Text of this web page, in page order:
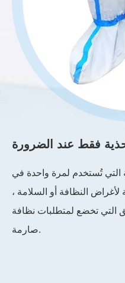
فقط عند الضرورة
التي تُستخدم لمرة واحدة في
لأغراض النظافة أو السلامة ،
التي تخضع لمتطلبات نظافة
صارمة.